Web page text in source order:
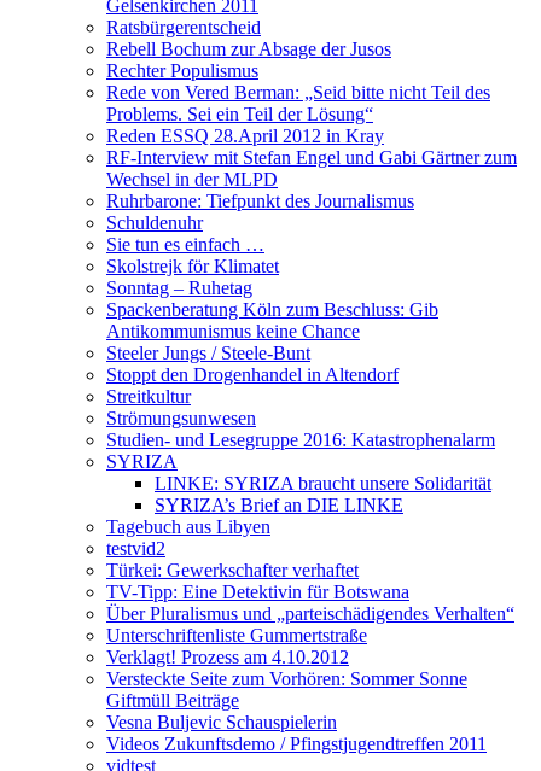
Gelsenkirchen 2011
Ratsbürgerentscheid
Rebell Bochum zur Absage der Jusos
Rechter Populismus
Rede von Vered Berman: „Seid bitte nicht Teil des
Problems. Sei ein Teil der Lösung“
Reden ESSQ 28.April 2012 in Kray
RF-Interview mit Stefan Engel und Gabi Gärtner zum
Wechsel in der MLPD
Ruhrbarone: Tiefpunkt des Journalismus
Schuldenuhr
Sie tun es einfach …
Skolstrejk för Klimatet
Sonntag – Ruhetag
Spackenberatung Köln zum Beschluss: Gib
Antikommunismus keine Chance
Steeler Jungs / Steele-Bunt
Stoppt den Drogenhandel in Altendorf
Streitkultur
Strömungsunwesen
Studien- und Lesegruppe 2016: Katastrophenalarm
SYRIZA
LINKE: SYRIZA braucht unsere Solidarität
SYRIZA’s Brief an DIE LINKE
Tagebuch aus Libyen
testvid2
Türkei: Gewerkschafter verhaftet
TV-Tipp: Eine Detektivin für Botswana
Über Pluralismus und „parteischädigendes Verhalten“
Unterschriftenliste Gummertstraße
Verklagt! Prozess am 4.10.2012
Versteckte Seite zum Vorhören: Sommer Sonne
Giftmüll Beiträge
Vesna Buljevic Schauspielerin
Videos Zukunftsdemo / Pfingstjugendtreffen 2011
vidtest